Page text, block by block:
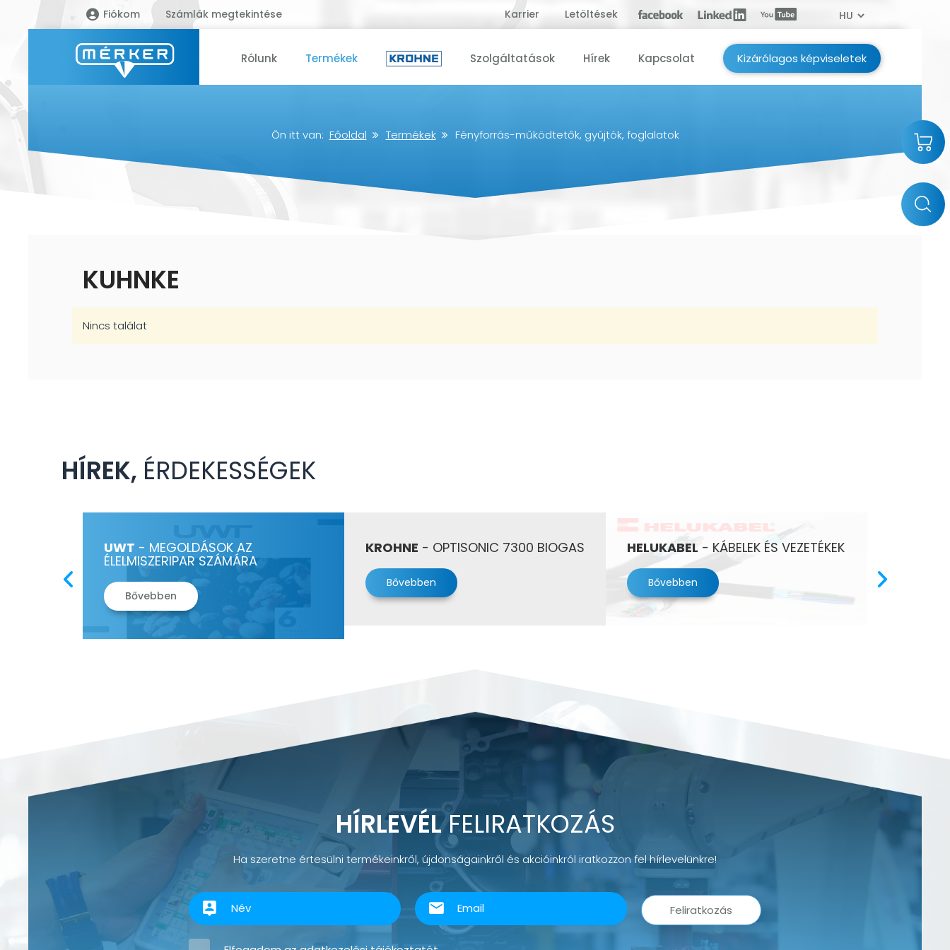
Fiókom Számlák megtekintése Karrier Letöltések
Rólunk Termékek Szolgáltatások Hírek Kapcsolat Kizárólagos képviseletek
Ön itt van: Főoldal Termékek Fényforrás-működtetők, gyújtók, foglalatok
KUHNKE
Nincs találat
HÍREK, ÉRDEKESSÉGEK
UWT - MEGOLDÁSOK AZ
ÉLELMISZERIPAR SZÁMÁRA
Bővebben
KROHNE - OPTISONIC 7300 BIOGAS
Bővebben
HELUKABEL - KÁBELEK ÉS VEZETÉKEK
Bővebben
HÍRLEVÉLFELIRATKOZÁS
Ha szeretne értesülni termékeinkről, újdonságainkről és akcióinkról iratkozzon fel hírlevelünkre!
Feliratkozás